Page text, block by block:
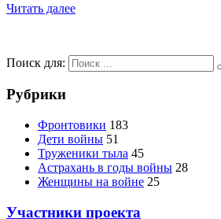
Читать далее
Поиск для:
Рубрики
Фронтовики 183
Дети войны 51
Труженики тыла 45
Астрахань в годы войны 28
Женщины на войне 25
Участники проекта